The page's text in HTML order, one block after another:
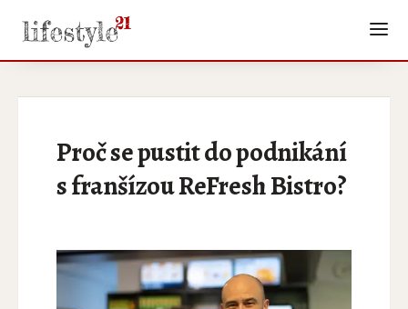
Proč se pustit do podnikání
s franšízou ReFresh Bistro?